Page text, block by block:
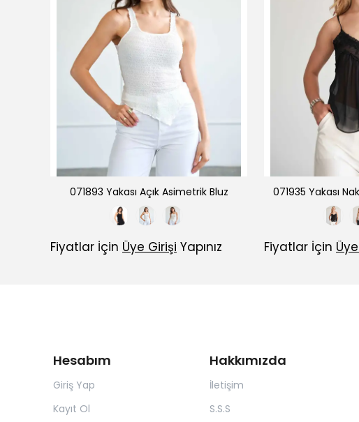
071893 Yakası Açık Asimetrik Bluz
Fiyatlar İçin Üye Girişi Yapınız
071935 Yakası
Fiyatlar İçin
Hesabım
Giriş Yap
Kayıt Ol
Hakkımızda
İletişim
S.S.S